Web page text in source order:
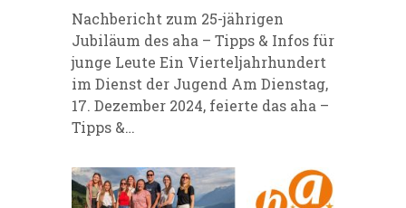
Nachbericht zum 25-jährigen
Jubiläum des aha – Tipps & Infos für
junge Leute Ein Vierteljahrhundert
im Dienst der Jugend Am Dienstag,
17. Dezember 2024, feierte das aha –
Tipps &…